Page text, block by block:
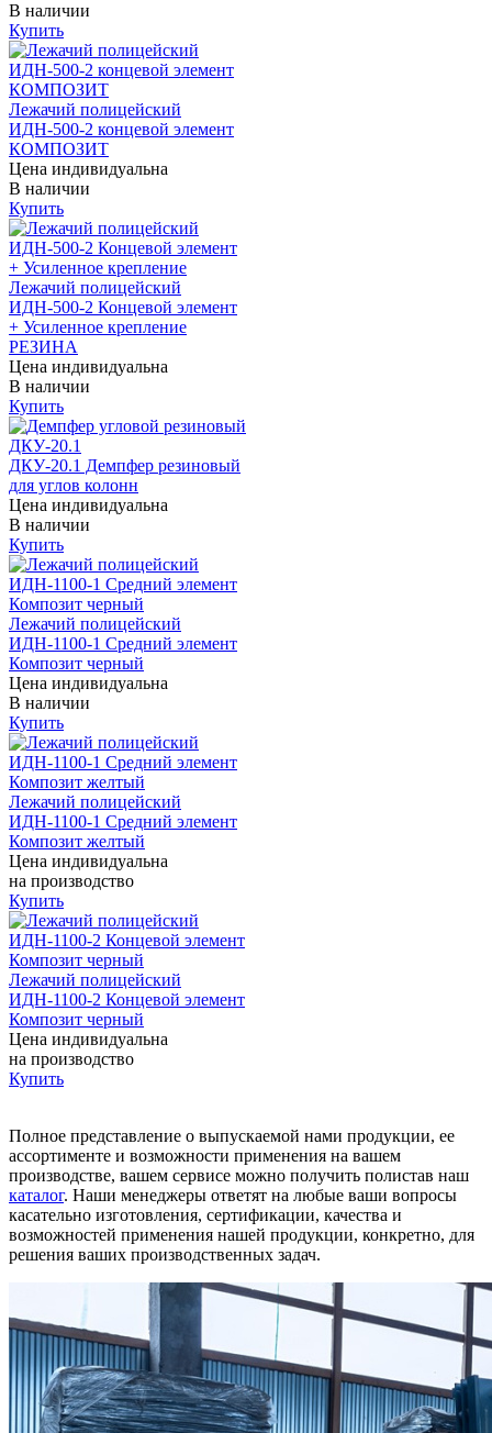
В наличии
Купить
Лежачий полицейский
ИДН-500-2 концевой элемент
КОМПОЗИТ
Цена индивидуальна
В наличии
Купить
Лежачий полицейский
ИДН-500-2 Концевой элемент
+ Усиленное крепление
РЕЗИНА
Цена индивидуальна
В наличии
Купить
ДКУ-20.1 Демпфер резиновый
для углов колонн
Цена индивидуальна
В наличии
Купить
Лежачий полицейский
ИДН-1100-1 Средний элемент
Композит черный
Цена индивидуальна
В наличии
Купить
Лежачий полицейский
ИДН-1100-1 Средний элемент
Композит желтый
Цена индивидуальна
на производство
Купить
Лежачий полицейский
ИДН-1100-2 Концевой элемент
Композит черный
Цена индивидуальна
на производство
Купить
Полное представление о выпускаемой нами продукции, ее
ассортименте и возможности применения на вашем
производстве, вашем сервисе можно получить полистав наш
каталог. Наши менеджеры ответят на любые ваши вопросы
касательно изготовления, сертификации, качества и
возможностей применения нашей продукции, конкретно, для
решения ваших производственных задач.